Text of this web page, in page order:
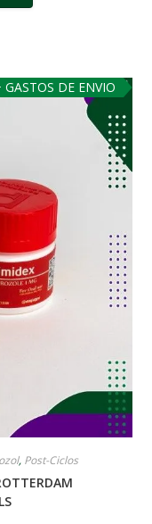
GASTOS DE ENVIO
, Post-Ciclos